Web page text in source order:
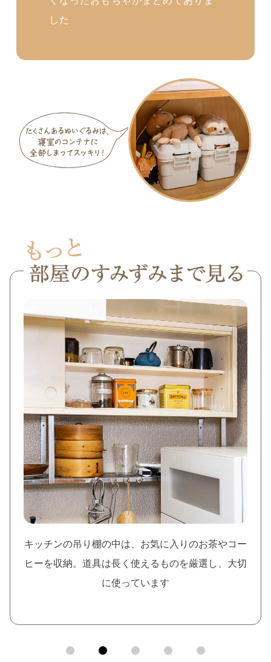
した
キッチンの吊り棚の中は、お気に入りのお茶やコー
ヒーを収納。道具は長く使えるものを厳選し、大切
に使っています